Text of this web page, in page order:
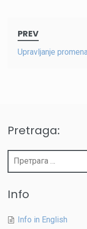
navigation
PREV
Upravljanje
Pretraga:
Претрага
Info
Info in English